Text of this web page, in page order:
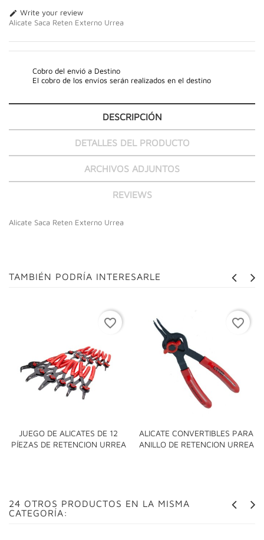
 Write your review
Alicate Saca Reten Externo Urrea
Cobro del envió a Destino
El cobro de los envíos serán realizados en el destino
DESCRIPCIÓN
DETALLES DEL PRODUCTO
ARCHIVOS ADJUNTOS
REVIEWS
Alicate Saca Reten Externo Urrea
TAMBIÉN PODRÍA INTERESARLE
JUEGO DE ALICATES DE 12
PÍEZAS DE RETENCION URREA
favorite_border
ALICATE CONVERTIBLES PARA
ANILLO DE RETENCION URREA
favorite_border
24 OTROS PRODUCTOS EN LA MISMA
CATEGORÍA: